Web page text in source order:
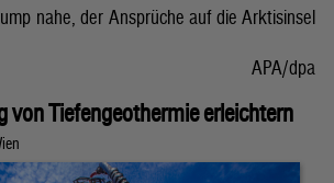
nahe, der Ansprüche auf die Arktisinsel
APA/dpa
von Tiefengeothermie erleichtern